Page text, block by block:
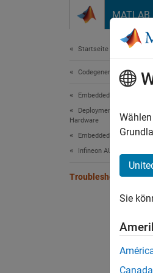
MATLAB
Startseite der
Codegenerierung
Embedded Coder
Deployment, Integration,
Hardware
Embedded Coder
Infineon AURIX TC4x
Troubleshooting
Sie
Canada